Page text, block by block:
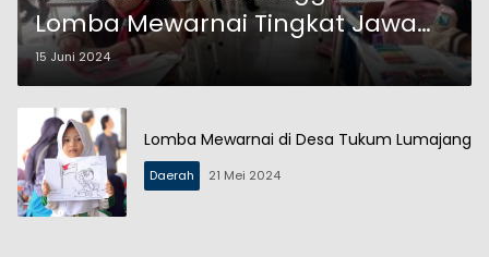
Lomba Mewarnai Tingkat Jawa
Timur
15 Juni 2024
Lomba Mewarnai di Desa Tukum Lumajang
Daerah 21 Mei 2024